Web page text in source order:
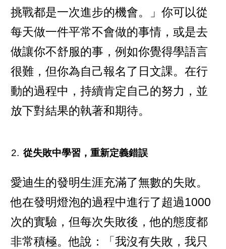
挑戰都是一次進步的機會。」你可以從
每天做一件平常不會做的事情，或是去
做讓你不舒服的事，例如你覺得學語言
很難，但你為自己報名了日文課。在行
動的過程中，持續肯定自己的努力，並
放下對結果的執著和期待。
從失敗中學習，重新定義錯誤
愛迪生的發明生涯充滿了無數的失敗。
他在發明燈泡的過程中進行了超過1000
次的實驗，但每次失敗後，他的態度都
非常積極。他說：「我沒有失敗，我只